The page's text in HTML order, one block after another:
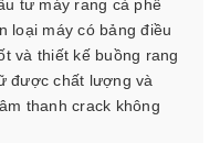
tư máy rang cà phê
loại máy có bảng điều
và thiết kế buồng rang
được chất lượng và
thanh crack không